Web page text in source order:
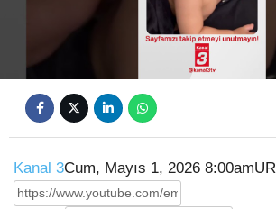
Video
Kanal 3Cum, Mayıs 1, 2026 8:00am